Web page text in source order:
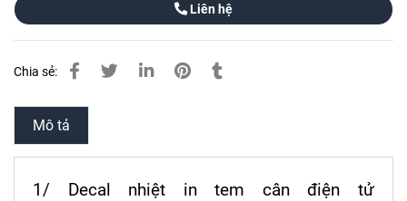
Liên hệ
Chia sẻ:
Mô tả
1/ Decal nhiệt in tem cân điện tử